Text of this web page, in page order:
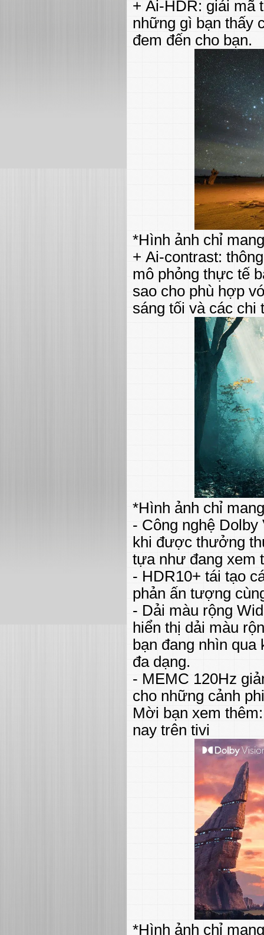
+ Ai-HDR: giải mã
những gì bạn thấy
đem đến cho bạn.
*Hình ảnh chỉ
+ Ai-contrast:
mô phỏng thực tế
sao cho phù hợp
sáng tối và các chi
*Hình ảnh chỉ
- Công nghệ
khi được thưởng
tựa như đang xem
- HDR10+ tái tạo
phản ấn tượng
- Dải màu rộng
hiển thị dải màu
bạn đang nhìn
đa dạng.
- MEMC 120Hz
cho những cảnh
Mời bạn xem
nay trên tivi
*Hình ảnh chỉ